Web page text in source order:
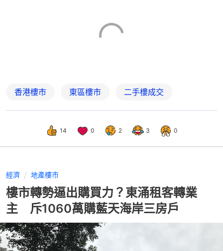
香港樓市 東區樓市 二手樓成交
14 0 2 3 0
經濟 地產樓市
樓市轉勢逼出購買力？東涌租客轉業
主 斥1060萬購藍天海岸三房戶